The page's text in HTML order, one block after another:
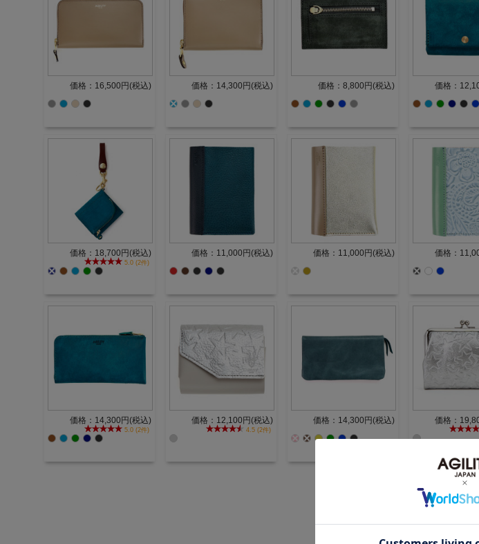
価格：16,500円(税込) 価格：14,300円(税込) 価格：8,800円(税込) 価格：
価格：18,700円(税込)
5.0 (2件)
価格：11,000円(税込) 価格：11,000円(税込) 価格：
価格：14,300円(税込)
5.0 (2件)
価格：12,100円(税込)
4.5 (2件)
価格：14,300円(税込) 価格：